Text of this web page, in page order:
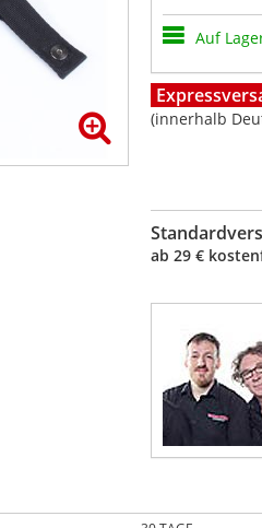
Auf
(innerhalb
ab 29 €